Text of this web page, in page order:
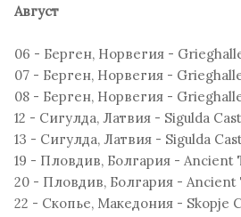
Август
06 - Берген, Норвегия -
07 - Берген, Норвегия -
08 - Берген, Норвегия -
12 - Сигулда, Латвия - Sigulda
13 - Сигулда, Латвия - Sigulda
19 - Пловдив, Болгария - Ancient
20 - Пловдив, Болгария - Ancient
22 - Скопье, Македония - Skopje